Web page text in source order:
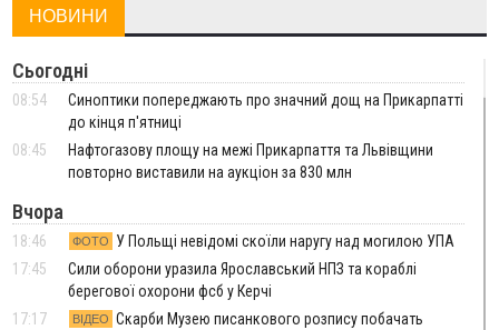
НОВИНИ
Сьогодні
08:54
Синоптики попереджають про значний дощ на Прикарпатті
до кінця п'ятниці
08:45
Нафтогазову площу на межі Прикарпаття та Львівщини
повторно виставили на аукціон за 830 млн
Вчора
18:46 ФОТО
У Польщі невідомі скоїли наругу над могилою УПА
17:45
Сили оборони уразила Ярославський НПЗ та кораблі
берегової охорони фсб у Керчі
17:17
ВІДЕО Скарби Музею писанкового розпису побачать